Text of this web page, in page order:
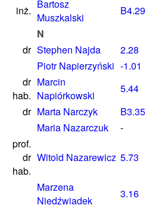
inż. Bartosz
Muszkalski
B4.29
N
dr Stephen Najda 2.28
Piotr Napierzyński -1.01
dr
hab.
Marcin
Napiórkowski
5.44
dr Marta Narczyk B3.35
Maria Nazarczuk
-
prof.
dr
hab.
Witold Nazarewicz 5.73
Marzena
Niedźwiadek
3.16